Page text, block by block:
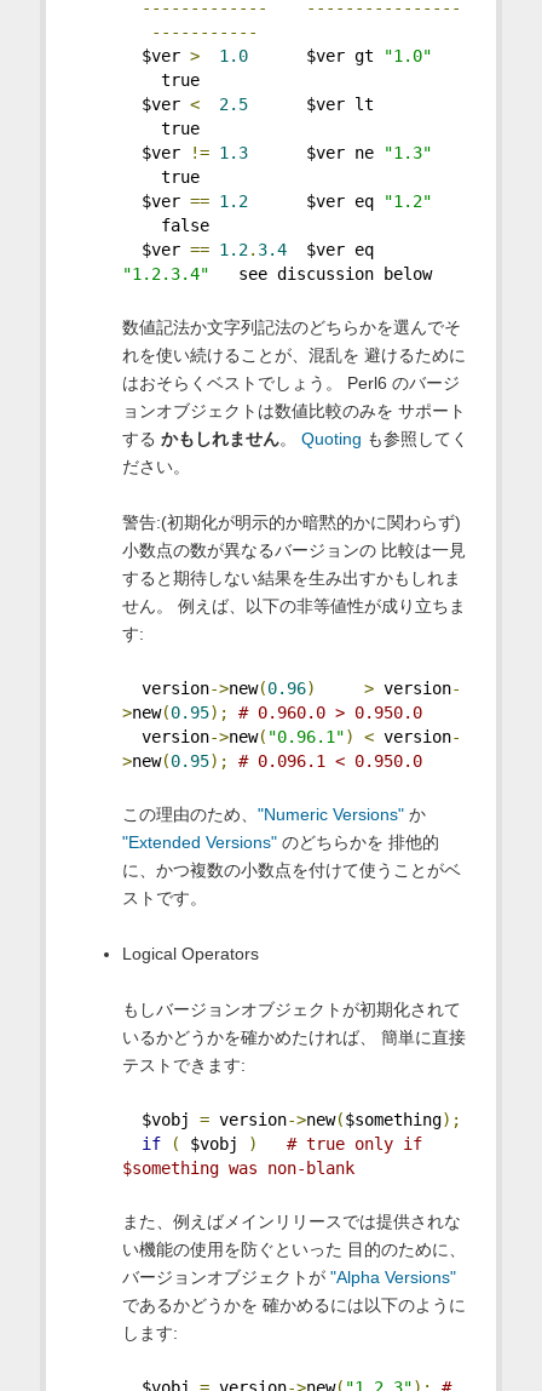
-------------
----------------
-----------
$ver > 1.0 $ver gt
"1.0"
true
$ver < 2.5 $ver lt
true
$ver
!= 1.3 $ver ne
"1.3"
true
$ver == 1.2 $ver eq
"1.2"
false
$ver == 1.2. 3.4
$ver eq
"1.2.3.4" see discussion below
数値記法か文字列記法のどちらかを選んでそ
れを使い続けることが、混乱を 避けるために
はおそらくベストでしょう。 Perl6 のバージ
ョンオブジェクトは数値比較のみを サポート
する かもしれません。 Quoting も参照してく
ださい。
警告:(初期化が明示的か暗黙的かに関わらず)
小数点の数が異なるバージョンの 比較は一見
すると期待しない結果を生み出すかもしれま
せん。 例えば、以下の非等値性が成り立ちま
す:
version->new(0.96) > version-
>new(0.95);
# 0.960.0 > 0.950.0
version->new( "0.96.1") < version-
>new(0.95); # 0.096.1 < 0.950.0
この理由のため、 "Numeric Versions"か
"Extended Versions"のどちらかを 排他的
に、かつ複数の小数点を付けて使うことがベ
ストです。
Logical Operators
もしバージョンオブジェクトが初期化されて
いるかどうかを確かめたければ、 簡単に直接
テストできます:
$vobj = version->new($something);
if
( $vobj )
# true only if
$something was non-blank
また、例えばメインリリースでは提供されな
い機能の使用を防ぐといった 目的のために、
バージョンオブジェクトが "Alpha Versions"
であるかどうかを 確かめるには以下のように
します: